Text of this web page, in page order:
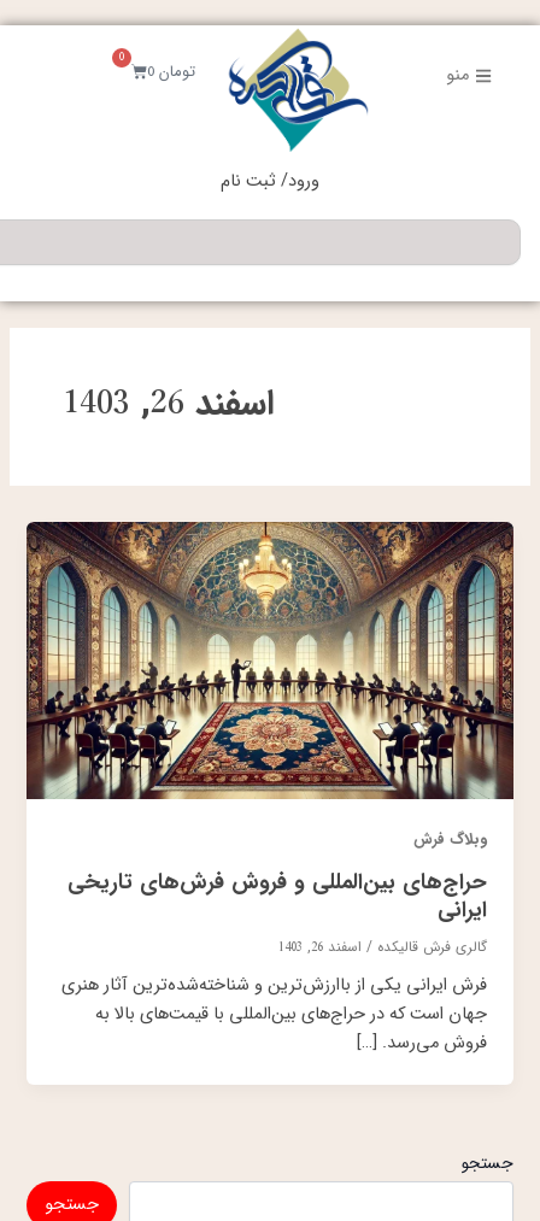
رفتن
منو تومان0
0
سبد
خرید
ورود/ ثبت نام
جستجو
اسفند 26, 1403
وبلاگ فرش
حراج‌های بین‌المللی و فروش فرش‌های تاریخی
ایرانی
گالری فرش قالیکده/ اسفند 26, 1403
فرش ایرانی یکی از باارزش‌ترین و شناخته‌شده‌ترین آثار هنری
جهان است که در حراج‌های بین‌المللی با قیمت‌های بالا به
فروش می‌رسد. […]
جستجو
جستجو